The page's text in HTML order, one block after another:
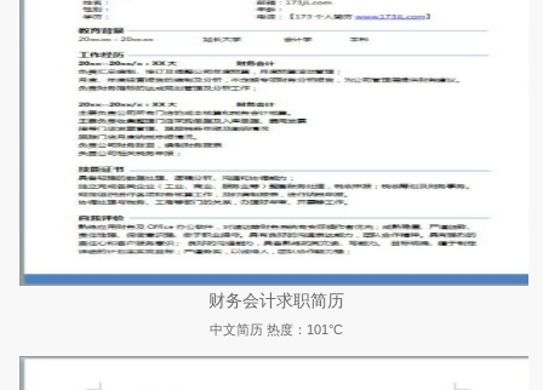
财务会计求职简历
中文简历 热度：101°C